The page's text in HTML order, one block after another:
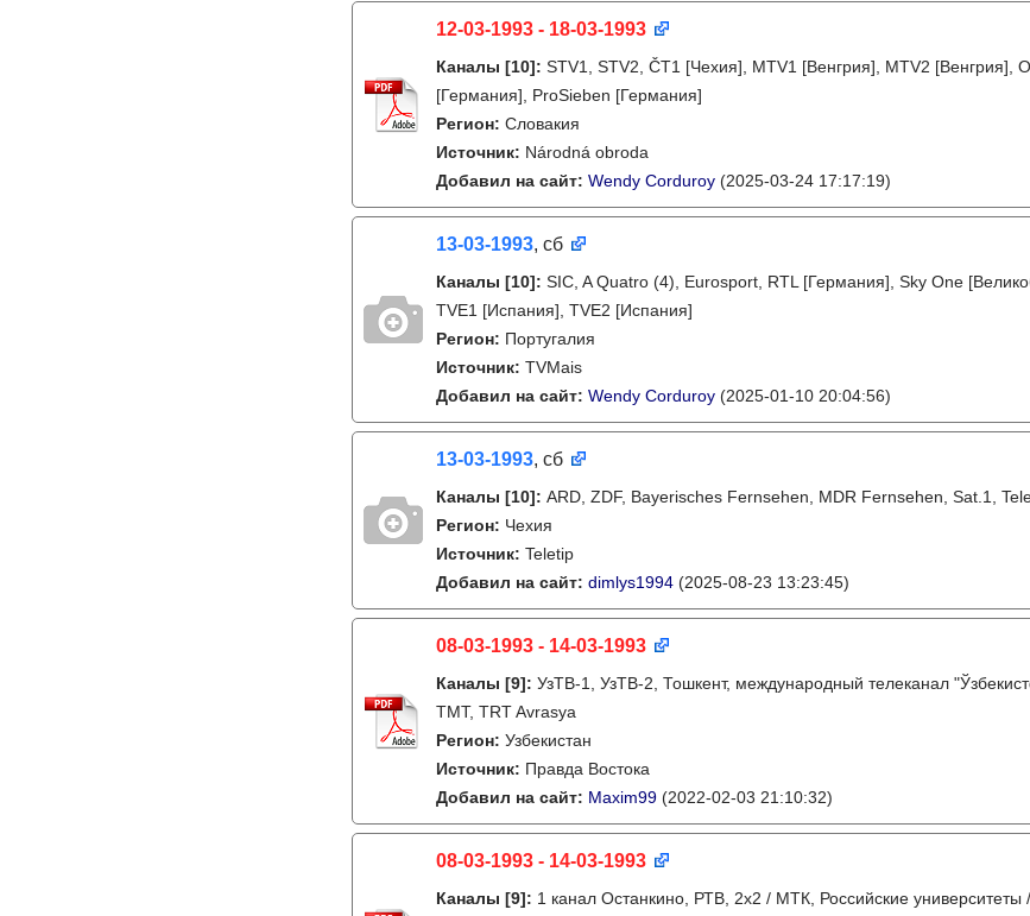
12-03-1993 - 18-03-1993
Каналы [10]: STV1, STV2, ČT1 [Чехия], MTV1 [Венгрия], MTV2 [Венгрия],
[Германия], ProSieben [Германия]
Регион: Словакия
Источник: Národná obroda
Добавил на сайт: Wendy Corduroy (2025-03-24 17:17:19)
13-03-1993, сб
Каналы [10]: SIC, A Quatro (4), Eurosport, RTL [Германия], Sky One
TVE1 [Испания], TVE2 [Испания]
Регион: Португалия
Источник: TVMais
Добавил на сайт: Wendy Corduroy (2025-01-10 20:04:56)
13-03-1993, сб
Каналы [10]: ARD, ZDF, Bayerisches Fernsehen, MDR Fernsehen, Sat.1,
Регион: Чехия
Источник: Teletip
Добавил на сайт: dimlys1994 (2025-08-23 13:23:45)
08-03-1993 - 14-03-1993
Каналы [9]: УзТВ-1, УзТВ-2, Тошкент, международный телеканал
ТМТ, TRT Avrasya
Регион: Узбекистан
Источник: Правда Востока
Добавил на сайт: Maxim99 (2022-02-03 21:10:32)
08-03-1993 - 14-03-1993
Каналы [9]: 1 канал Останкино, РТВ, 2х2 / МТК, Российские